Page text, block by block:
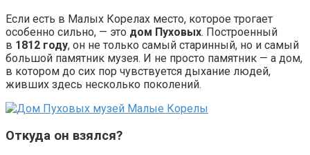
Если есть в Малых Корелах место, которое трогает
особенно сильно, — это дом Пуховых. Построенный
в 1812 году, он не только самый старинный, но и самый
большой памятник музея. И не просто памятник — а дом,
в котором до сих пор чувствуется дыхание людей,
живших здесь несколько поколений.
Откуда он взялся?